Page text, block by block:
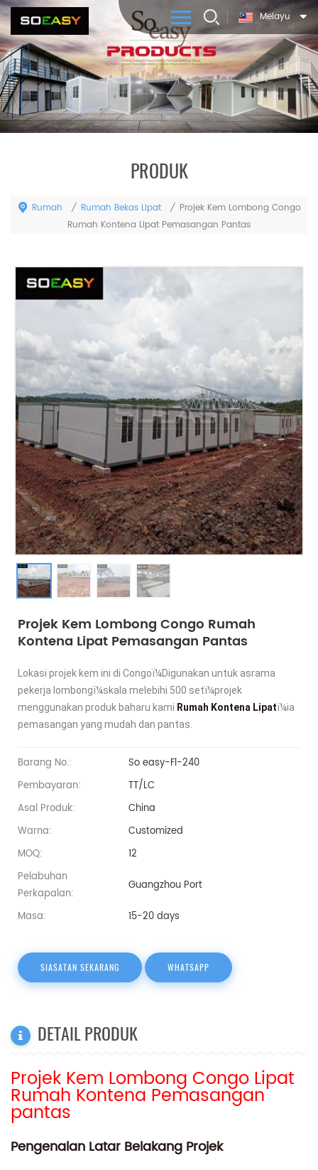
Melayu
PRODUK
Rumah / Rumah Bekas Lipat / Projek Kem Lombong Congo
Rumah Kontena Lipat Pemasangan Pantas
Projek Kem Lombong Congo Rumah
Kontena Lipat Pemasangan Pantas
Lokasi projek kem ini di Congoï¼Digunakan untuk asrama
pekerja lombongï¼skala melebihi 500 setï¼projek
menggunakan produk baharu kami Rumah Kontena Lipatï¼ia
pemasangan yang mudah dan pantas.
Barang No.:
So easy-Fl-240
Pembayaran:
TT/LC
Asal Produk:
China
Warna:
Customized
MOQ:
12
Pelabuhan
Perkapalan:
Guangzhou Port
Masa: 15-20 days
SIASATAN SEKARANG WHATSAPP
DETAIL PRODUK
Projek Kem Lombong Congo Lipat
Rumah Kontena Pemasangan
pantas
Pengenalan Latar Belakang Projek